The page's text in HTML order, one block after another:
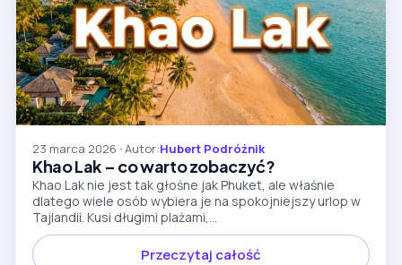
23 marca 2026 •Autor:Hubert Podróżnik
Khao Lak – co warto zobaczyć?
Khao Lak nie jest tak głośne jak Phuket, ale właśnie
dlatego wiele osób wybiera je na spokojniejszy urlop w
Tajlandii. Kusi długimi plażami,...
Przeczytaj całość